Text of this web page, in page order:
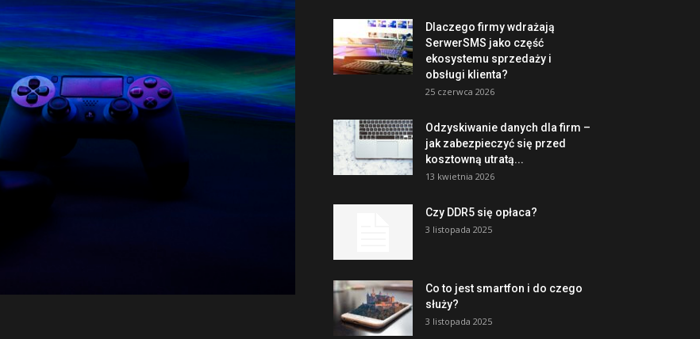
Dlaczego firmy wdrażają
SerwerSMS jako część
ekosystemu sprzedaży i
obsługi klienta?
25 czerwca 2026
Odzyskiwanie danych dla firm –
jak zabezpieczyć się przed
kosztowną utratą...
13 kwietnia 2026
Czy DDR5 się opłaca?
3 listopada 2025
Co to jest smartfon i do czego
służy?
3 listopada 2025